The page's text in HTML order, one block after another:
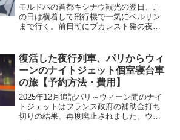
モルドバの首都キシナウ観光の翌日、こ
の日は横着して飛行機で一気にベルリン
まで行く。前日朝にブカレスト発の夜行
に線路が延びる先はウクライナしかな
く、2026年4月現在行く...
復活した夜行列車、パリからウィ
ーンのナイトジェット個室寝台車
の旅【予約方法・費用】
2025年12月追記パリ～ウィーン間のナイ
トジェットはフランス政府の補助金打ち
切りの結果、再度廃止されました。ウク